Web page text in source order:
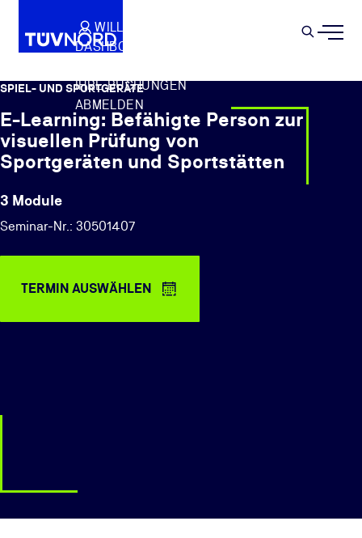
Springe zum Hauptinhalt
WILLKOMMEN
DASHBOARD
IHRE BUCHUNGEN
ABMELDEN
SPIEL- UND SPORTGERÄTE
E-Learning: Befähigte Person zur
visuellen Prüfung von
Sportgeräten und Sportstätten
3 Module
Seminar-Nr.: 30501407
TERMIN AUSWÄHLEN